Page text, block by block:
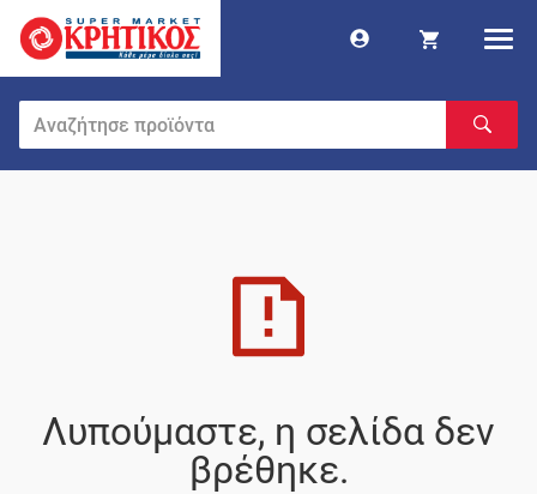
Λυπούμαστε, η σελίδα δεν
βρέθηκε.